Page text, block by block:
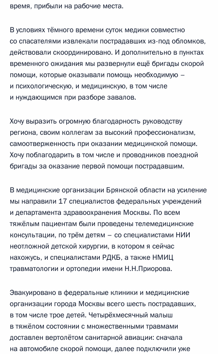
время, прибыли на рабочие места.
В условиях тёмного времени суток медики совместно
со спасателями извлекали пострадавших из-под обломков,
действовали скоординировано. И дополнительно в пунктах
временного ожидания мы развернули ещё бригады скорой
помощи, которые оказывали помощь необходимую –
и психологическую, и медицинскую, в том числе
и нуждающимся при разборе завалов.
Хочу выразить огромную благодарность руководству
региона, своим коллегам за высокий профессионализм,
самоотверженность при оказании медицинской помощи.
Хочу поблагодарить в том числе и проводников поездной
бригады за оказание первой помощи пострадавшим.
В медицинские организации Брянской области на усиление
мы направили 17 специалистов федеральных учреждений
и департамента здравоохранения Москвы. По всем
тяжёлым пациентам были проведены телемедицинские
консультации, по трём детям – со специалистами НИИ
неотложной детской хирургии, в котором я сейчас
нахожусь, и специалистами РДКБ, а также НМИЦ
травматологии и ортопедии имени Н.Н.Приорова.
Эвакуировано в федеральные клиники и медицинские
организации города Москвы всего шесть пострадавших,
в том числе трое детей. Четырёхмесячный малыш
в тяжёлом состоянии с множественными травмами
доставлен вертолётом санитарной авиации: сначала
на автомобиле скорой помощи, далее подключили уже